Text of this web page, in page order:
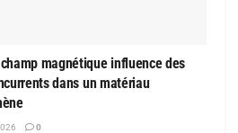
magnétique influence des
dans un matériau
0